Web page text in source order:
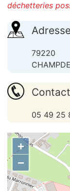
déchetteries
79220
05 49 25
+
−